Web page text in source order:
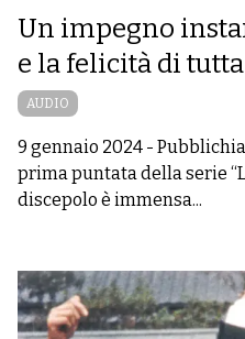
Un impegno
e la felicità di
AUDIO
9 gennaio 2024 -
prima puntata della serie
discepolo è immensa...